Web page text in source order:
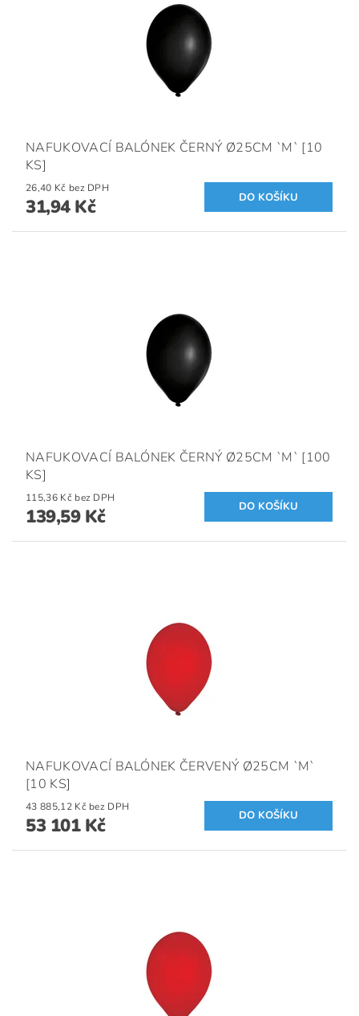
NAFUKOVACÍ BALÓNEK ČERNÝ Ø25CM `M` [10
KS]
26,40 Kč bez DPH
31,94 Kč
NAFUKOVACÍ BALÓNEK ČERNÝ Ø25CM `M` [100
KS]
115,36 Kč bez DPH
139,59 Kč
NAFUKOVACÍ BALÓNEK ČERVENÝ Ø25CM `M`
[10 KS]
43 885,12 Kč bez DPH
53 101 Kč